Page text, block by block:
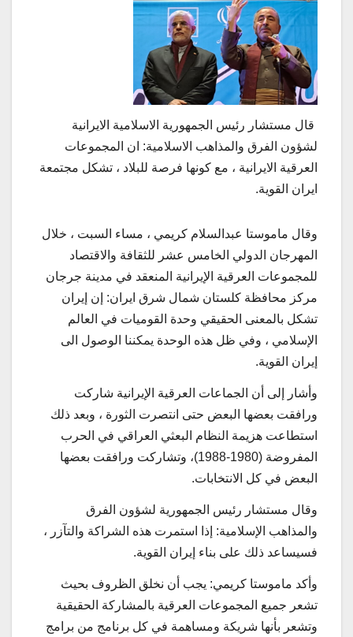
قال مستشار رئيس الجمهورية الاسلامية الايرانية
لشؤون الفرق والمذاهب الاسلامية: ان المجموعات
العرقية الايرانية ، مع كونها فرصة للبلاد ، تشكل مجتمعة
ايران القوية.
وقال ماموستا عبدالسلام كريمي ، مساء السبت ، خلال
المهرجان الدولي الخامس عشر للثقافة والاقتصاد
للمجموعات العرقية الإيرانية المنعقد في مدينة جرجان
مركز محافظة كلستان شمال شرق ايران: إن إيران
تشكل بالمعنى الحقيقي وحدة القوميات في العالم
الإسلامي ، وفي ظل هذه الوحدة يمكننا الوصول الى
إيران القوية.
وأشار إلى أن الجماعات العرقية الإيرانية شاركت
ورافقت بعضها البعض حتى انتصرت الثورة ، وبعد ذلك
استطاعت هزيمة النظام البعثي العراقي في الحرب
المفروضة (1980-1988)، وتشاركت ورافقت بعضها
البعض في كل الانتخابات.
وقال مستشار رئيس الجمهورية لشؤون الفرق
والمذاهب الإسلامية: إذا استمرت هذه الشراكة والتآزر ،
فسيساعد ذلك على بناء إيران القوية.
وأكد ماموستا كريمي: يجب أن نخلق الظروف بحيث
تشعر جميع المجموعات العرقية بالمشاركة الحقيقية
وتشعر بأنها شريكة ومساهمة في كل برنامج من برامج